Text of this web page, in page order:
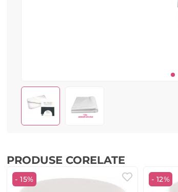
PRODUSE CORELATE
- 15% - 12%